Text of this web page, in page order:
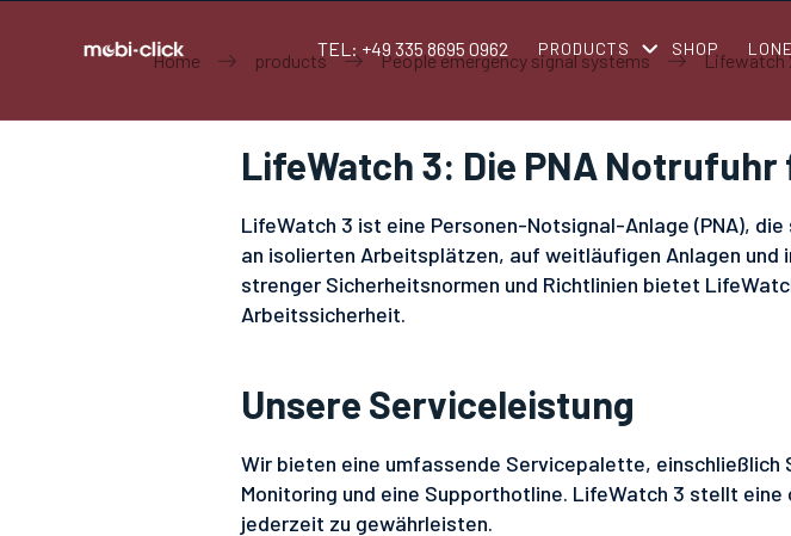
TEL: +49 335 8695 0962 PRODUCTS SHOP
Home products People emergency signal systems Lifewatch
LifeWatch 3: Die PNA
LifeWatch 3 ist eine Personen-Notsignal-Anlage (PNA),
an isolierten Arbeitsplätzen, auf weitläufigen Anlagen und
strenger Sicherheitsnormen und Richtlinien bietet
Arbeitssicherheit.
Unsere Serviceleistung
Wir bieten eine umfassende Servicepalette,
Monitoring und eine Supporthotline. LifeWatch 3 stellt
jederzeit zu gewährleisten.